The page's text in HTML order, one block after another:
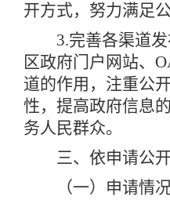
开方式，努力满足
3.完善各渠道发
区政府门户网站、
道的作用，注重公
性，提高政府信息
务人民群众。
三、依申请公开
（一）申请情